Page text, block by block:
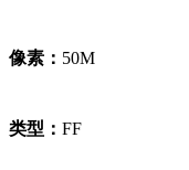
像素： 50M
类型： FF